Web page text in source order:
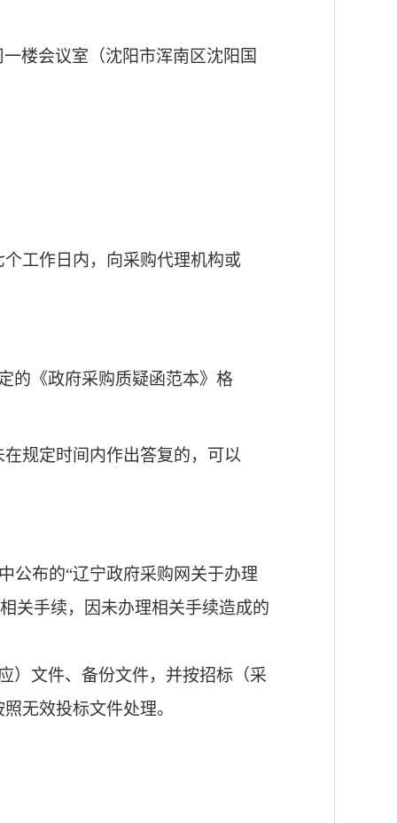
楼会议室（沈阳市浑南区沈阳国
工作日内，向采购代理机构或
的《政府采购质疑函范本》格
规定时间内作出答复的，可以
公布的“辽宁政府采购网关于办理
关手续，因未办理相关手续造成的
）文件、备份文件，并按招标（采
无效投标文件处理。